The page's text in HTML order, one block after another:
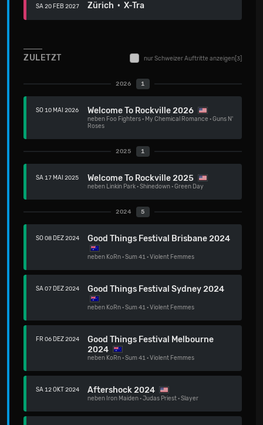
SA 20 FEB 2027 Zürich · X-Tra
ZULETZT nur Schweizer Auftritte anzeigen [3]
2026 1
SO 10 MAI 2026 Welcome To Rockville 2026
neben Foo Fighters· My Chemical Romance ·Guns N'
Roses
2025 1
SA 17 MAI 2025 Welcome To Rockville 2025
neben Linkin Park·Shinedown·Green Day
2024 5
SO 08 DEZ 2024 Good Things Festival Brisbane 2024
neben KoRn·Sum 41·Violent Femmes
SA 07 DEZ 2024 Good Things Festival Sydney 2024
neben KoRn·Sum 41·Violent Femmes
FR 06 DEZ 2024
Good Things Festival Melbourne
2024
neben KoRn·Sum 41·Violent Femmes
SA 12 OKT 2024 Aftershock 2024
neben Iron Maiden·Judas Priest·Slayer